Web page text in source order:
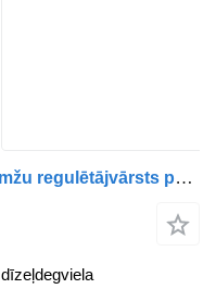
Volvo FM (01.05.-) K019819 bremžu regulētājvārsts paredzēts Volvo FM7-FM12, FM, FMX (1998-2014) kravas automašīnas
dīzeļdegviela